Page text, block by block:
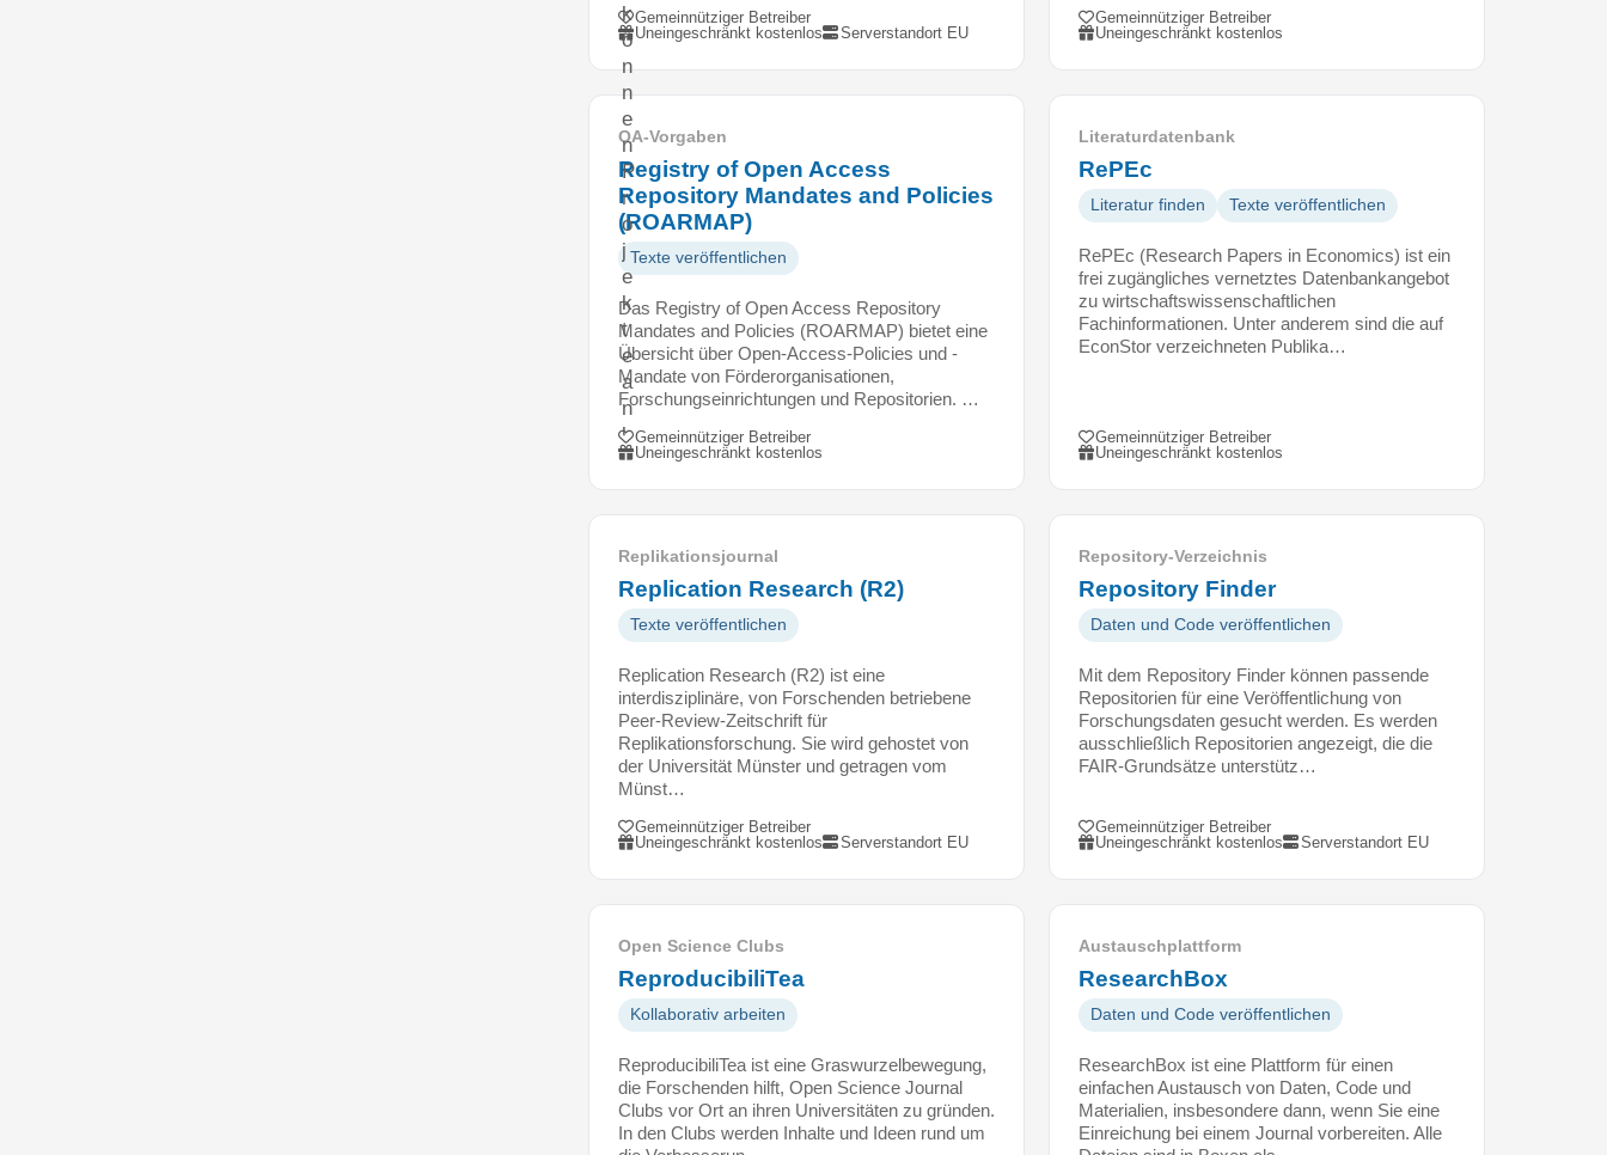
k
ö
n
n
e
n
P
r
o
j
e
k
t
e
a
n
l
e
g
e
,
A
u
f
g
a
b
e
n
d
e
f
i
n
r
e
u
n
d
d
Gemeinnütziger Betreiber
Uneingeschränkt kostenlos
Serverstandort EU
Gemeinnütziger Betreiber
Uneingeschränkt kostenlos
OA-Vorgaben
Registry of Open Access
Repository Mandates and Policies
(ROARMAP)
Texte veröffentlichen
Das Registry of Open Access Repository
Mandates and Policies (ROARMAP) bietet eine
Übersicht über Open-Access-Policies und -
Mandate von Förderorganisationen,
Forschungseinrichtungen und Repositorien. …
Gemeinnütziger Betreiber
Uneingeschränkt kostenlos
Literaturdatenbank
RePEc
Literatur finden Texte veröffentlichen
RePEc (Research Papers in Economics) ist ein
frei zugängliches vernetztes Datenbankangebot
zu wirtschaftswissenschaftlichen
Fachinformationen. Unter anderem sind die auf
EconStor verzeichneten Publika…
Gemeinnütziger Betreiber
Uneingeschränkt kostenlos
Replikationsjournal
Replication Research (R2)
Texte veröffentlichen
Replication Research (R2) ist eine
interdisziplinäre, von Forschenden betriebene
Peer-Review-Zeitschrift für
Replikationsforschung. Sie wird gehostet von
der Universität Münster und getragen vom
Münst…
Gemeinnütziger Betreiber
Uneingeschränkt kostenlos
Serverstandort EU
Repository-Verzeichnis
Repository Finder
Daten und Code veröffentlichen
Mit dem Repository Finder können passende
Repositorien für eine Veröffentlichung von
Forschungsdaten gesucht werden. Es werden
ausschließlich Repositorien angezeigt, die die
FAIR-Grundsätze unterstütz…
Gemeinnütziger Betreiber
Uneingeschränkt kostenlos
Serverstandort EU
Open Science Clubs
ReproducibiliTea
Kollaborativ arbeiten
ReproducibiliTea ist eine Graswurzelbewegung,
die Forschenden hilft, Open Science Journal
Clubs vor Ort an ihren Universitäten zu gründen.
In den Clubs werden Inhalte und Ideen rund um
Austauschplattform
ResearchBox
Daten und Code veröffentlichen
ResearchBox ist eine Plattform für einen
einfachen Austausch von Daten, Code und
Materialien, insbesondere dann, wenn Sie eine
Einreichung bei einem Journal vorbereiten. Alle